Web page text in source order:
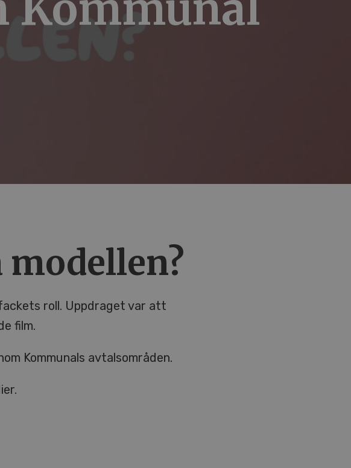
modellen?
roll. Uppdraget var att
film.
Kommunals avtalsområden.